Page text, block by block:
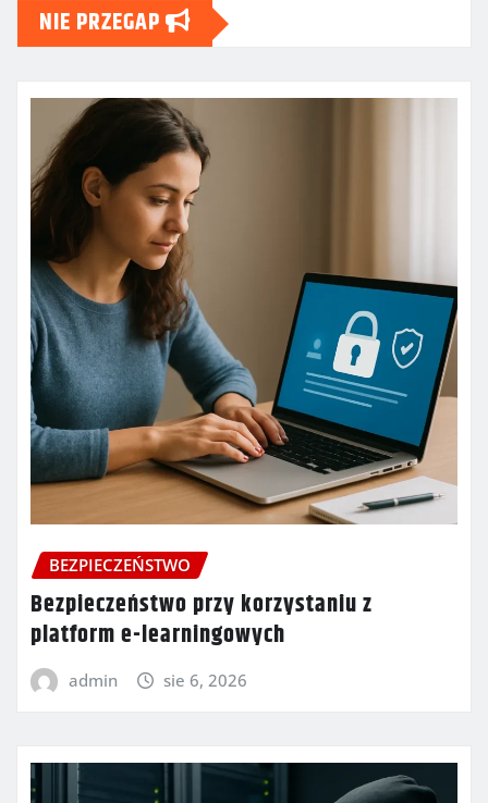
NIE PRZEGAP
BEZPIECZEŃSTWO
Bezpieczeństwo przy korzystaniu z
platform e-learningowych
admin sie 6, 2026